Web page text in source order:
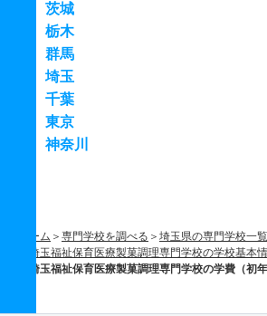
茨城
栃木
群馬
埼玉
千葉
東京
神奈川
ホーム 専門学校を調べる
埼玉県の専門学校一覧
埼玉福祉保育医療製菓調理専門学校の学校基本
埼玉福祉保育医療製菓調理専門学校の学費（初年